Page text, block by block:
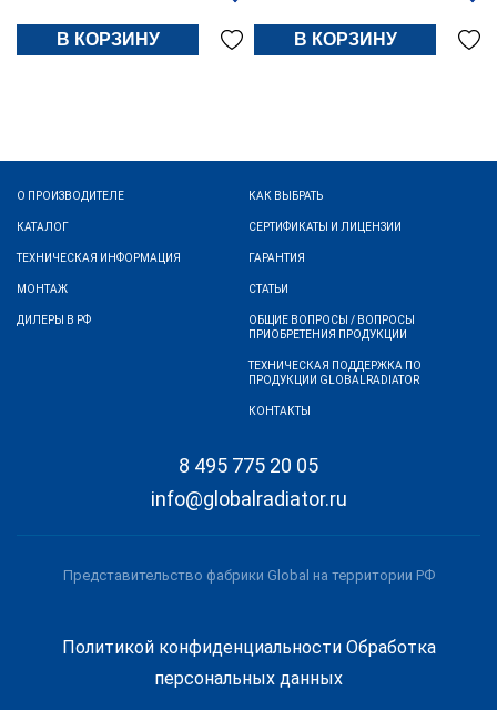
В КОРЗИНУ В КОРЗИНУ
О ПРОИЗВОДИТЕЛЕ
КАТАЛОГ
ТЕХНИЧЕСКАЯ ИНФОРМАЦИЯ
МОНТАЖ
ДИЛЕРЫ В РФ
КАК ВЫБРАТЬ
СЕРТИФИКАТЫ И ЛИЦЕНЗИИ
ГАРАНТИЯ
СТАТЬИ
ОБЩИЕ ВОПРОСЫ / ВОПРОСЫ
ПРИОБРЕТЕНИЯ ПРОДУКЦИИ
ТЕХНИЧЕСКАЯ ПОДДЕРЖКА ПО
ПРОДУКЦИИ GLOBALRADIATOR
КОНТАКТЫ
8 495 775 20 05
info@globalradiator.ru
Представительство фабрики Global на территории РФ
Политикой конфиденциальности Обработка
персональных данных